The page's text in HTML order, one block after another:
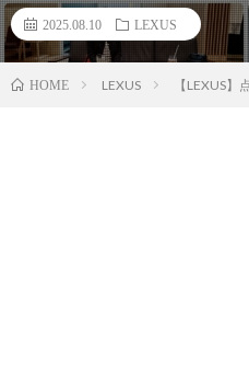
2025.08.10 LEXUS
HOME LEXUS 【LEXUS